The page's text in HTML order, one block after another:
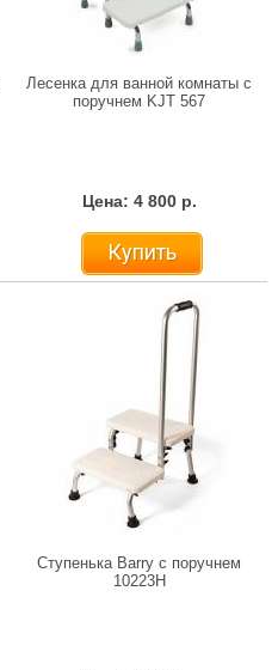
Лесенка для ванной комнаты с
поручнем KJT 567
Цена: 4 800 р.
Купить
Ступенька Barry с поручнем
10223H